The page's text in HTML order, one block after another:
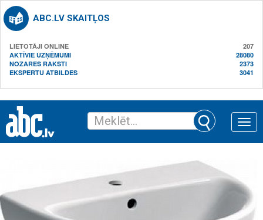
ABC.LV SKAITĻOS
LIETOTĀJI ONLINE
207
AKTĪVIE UZŅĒMUMI
28080
NOZARES RAKSTI
2373
EKSPERTU ATBILDES
3041
Toggle